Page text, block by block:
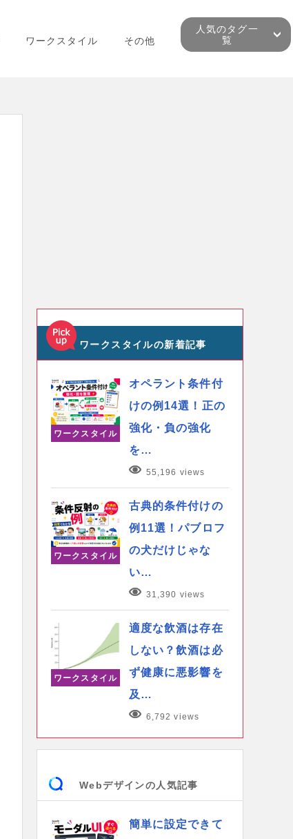
ワークスタイル その他
人気のタグ一
覧
ワークスタイルの新着記事
ワークスタイル
オペラント条件付
けの例14選！正の
強化・負の強化
を…
55,196 views
ワークスタイル
古典的条件付けの
例11選！パブロフ
の犬だけじゃな
い…
31,390 views
ワークスタイル
適度な飲酒は存在
しない？飲酒は必
ず健康に悪影響を
及…
6,792 views
Webデザインの人気記事
簡単に設定できて